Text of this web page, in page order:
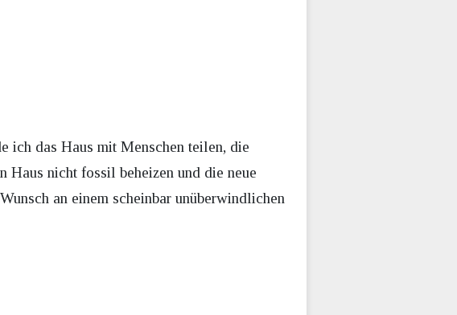
ich das Haus mit Menschen teilen, die
Haus nicht fossil beheizen und die neue
an einem scheinbar unüberwindlichen